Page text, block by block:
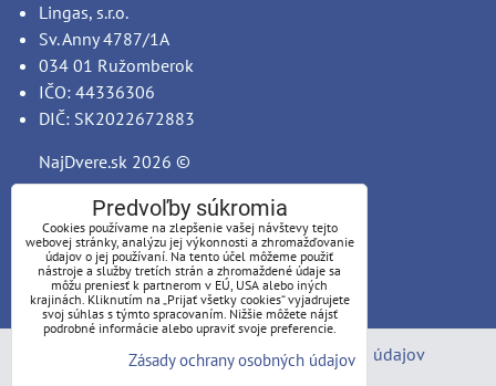
Lingas, s.r.o.
Sv. Anny 4787/1A
034 01 Ružomberok
IČO: 44336306
DIČ: SK2022672883
NajDvere.sk 2026 ©
Predvoľby súkromia
Zásady ochrany osobných údajov
Predvoľby súkromia
Cookies používame na zlepšenie vašej návštevy tejto
webovej stránky, analýzu jej výkonnosti a zhromažďovanie
údajov o jej používaní. Na tento účel môžeme použiť
nástroje a služby tretích strán a zhromaždené údaje sa
môžu preniesť k partnerom v EÚ, USA alebo iných
krajinách. Kliknutím na „Prijať všetky cookies“ vyjadrujete
svoj súhlas s týmto spracovaním. Nižšie môžete nájsť
podrobné informácie alebo upraviť svoje preferencie.
Zásady ochrany osobných údajov